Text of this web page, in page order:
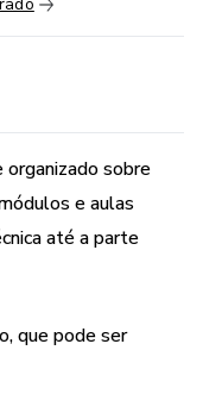
ao segredo que
cheguem ao
sobre
e aulas
até a parte
que pode ser